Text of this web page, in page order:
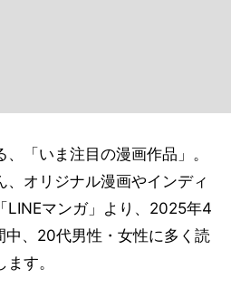
「いま注目の漫画作品」。
、オリジナル漫画やインディ
LINEマンガ」より、2025年4
中、20代男性・女性に多く読
す。